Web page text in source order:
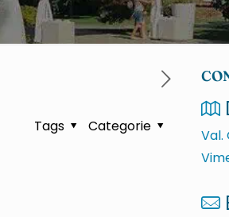
Categorie
Tags
Val.